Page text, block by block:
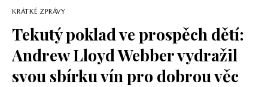
KRÁTKÉ ZPRÁVY
Tekutý poklad ve prospěch dětí:
Andrew Lloyd Webber vydražil
svou sbírku vín pro dobrou věc